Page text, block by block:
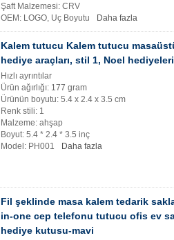
Şaft Malzemesi: CRV
OEM: LOGO, Uç Boyutu
Daha fazla
Kalem tutucu Kalem tutucu
hediye araçları, stil 1, Noel
Hızlı ayrıntılar
Ürün ağırlığı: 177 gram
Ürünün boyutu: 5.4 x 2.4 x 3.5 cm
Renk stili: 1
Malzeme: ahşap
Boyut: 5.4 * 2.4 * 3.5 inç
Model: PH001
Daha fazla
Fil şeklinde masa kalem tedarik
in-one cep telefonu tutucu ofis ev
hediye kutusu-mavi